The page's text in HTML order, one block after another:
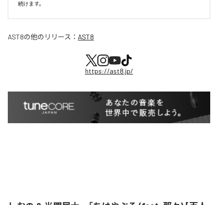
続けます。
AST8の他のリリース： AST8
https://ast8.jp/